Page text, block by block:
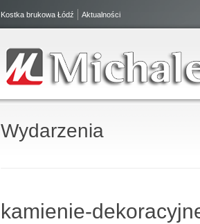
Kostka brukowa Łódź Aktualności
Wydarzenia
kamienie-